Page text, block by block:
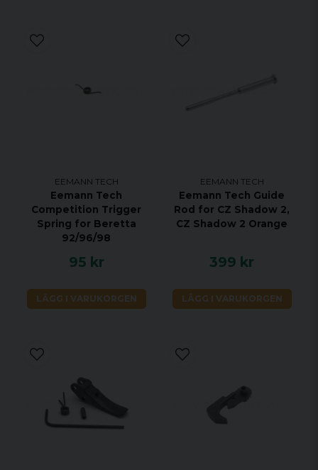
EEMANN TECH
Eemann Tech
Competition Trigger
Spring for Beretta
92/96/98
95 kr
LÄGG I VARUKORGEN
EEMANN TECH
Eemann Tech Guide
Rod for CZ Shadow 2,
CZ Shadow 2 Orange
399 kr
LÄGG I VARUKORGEN